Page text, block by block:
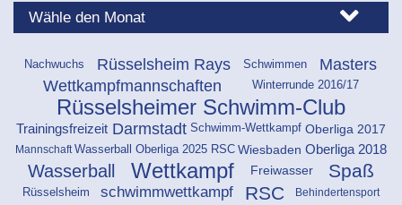
Wettkampfmannschaften
Winterrunde 2016/17
Rüsselsheimer Schwimm-Club
Trainingsfreizeit Darmstadt Schwimm-Wettkampf Oberliga 2017
Mannschaft Wasserball Oberliga 2025 RSC Wiesbaden Oberliga 2018
Wasserball Wettkampf Freiwasser Spaß
Rüsselsheim schwimmwettkampf RSC Behindertensport
Oberliga 2025 Trainingsspiel Oberliga 2026 DMS
RSC Rüsselsheim
Frankfurt
Hessische Jahrgangsmeisterschaften